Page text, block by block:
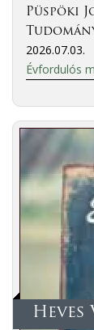
Püspöki
2026.07.03.
Évfordulós
Heves